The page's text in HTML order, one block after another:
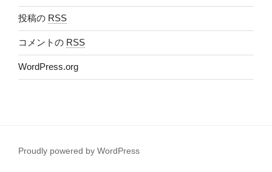
投稿の RSS
コメントの RSS
WordPress.org
Proudly powered by WordPress